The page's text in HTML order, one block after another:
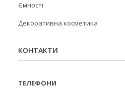
Ємності
Декоративна косметика
КОНТАКТИ